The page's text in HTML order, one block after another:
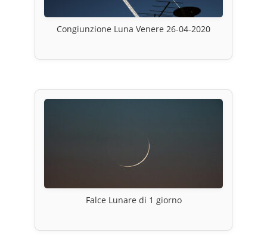
Congiunzione Luna Venere 26-04-2020
Falce Lunare di 1 giorno